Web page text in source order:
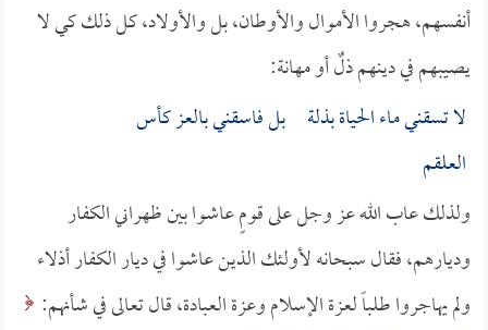
أنفسهم، هجروا الأموال والأوطان، بل والأولاد، كل ذلك كي لا
يصيبهم في دينهم ذلٌ أو مهانة:
لا تسقني ماء الحياة بذلة بل فاسقني بالعز كأس
العلقم
ولذلك عاب الله عز وجل على قومٍ عاشوا بين ظهراني الكفار
وديارهم، فقال سبحانه لأولئك الذين عاشوا في ديار الكفار أذلاء
ولم يهاجروا طلباً لعزة الإسلام وعزة العبادة، قال تعالى في شأنهم: